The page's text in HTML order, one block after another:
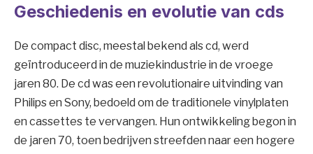
Geschiedenis en evolutie van cds
De compact disc, meestal bekend als cd, werd
geïntroduceerd in de muziekindustrie in de vroege
jaren 80. De cd was een revolutionaire uitvinding van
Philips en Sony, bedoeld om de traditionele vinylplaten
en cassettes te vervangen. Hun ontwikkeling begon in
de jaren 70, toen bedrijven streefden naar een hogere